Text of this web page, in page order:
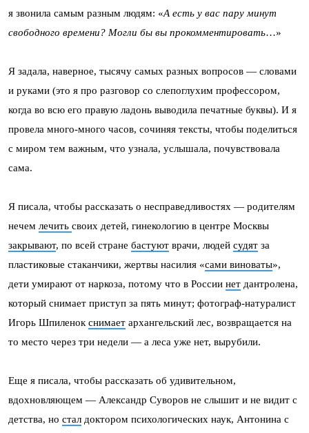
я звонила самым разным людям: «А есть у вас пару минут
свободного времени? Могли бы вы прокомментировать…»
Я задала, наверное, тысячу самых разных вопросов — словами
и руками (это я про разговор со слепоглухим профессором,
когда во всю его правую ладонь выводила печатные буквы). И я
провела много-много часов, сочиняя тексты, чтобы поделиться
с миром тем важным, что узнала, услышала, почувствовала
сама.
Я писала, чтобы рассказать о несправедливостях — родителям
нечем лечить своих детей, гинекологию в центре Москвы
закрывают, по всей стране бастуют врачи, людей судят за
пластиковые стаканчики, жертвы насилия «сами виноваты»,
дети умирают от наркоза, потому что в России нет дантролена,
который снимает приступ за пять минут; фотограф-натуралист
Игорь Шпиленок снимает архангельский лес, возвращается на
то место через три недели — а леса уже нет, вырубили.
Еще я писала, чтобы рассказать об удивительном,
вдохновляющем — Александр Суворов не слышит и не видит с
детства, но стал доктором психологических наук, Антонина с